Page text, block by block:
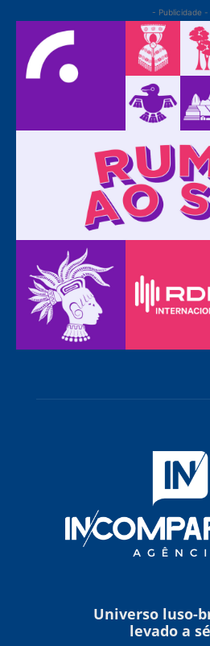
- Publicidade -
Universo luso-
levado a